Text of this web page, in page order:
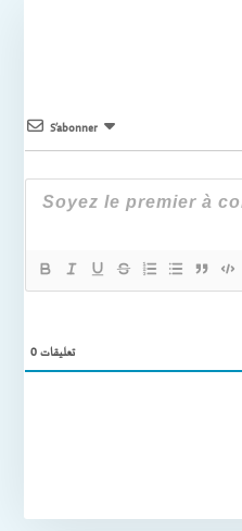
S’abonner
0تعليقات